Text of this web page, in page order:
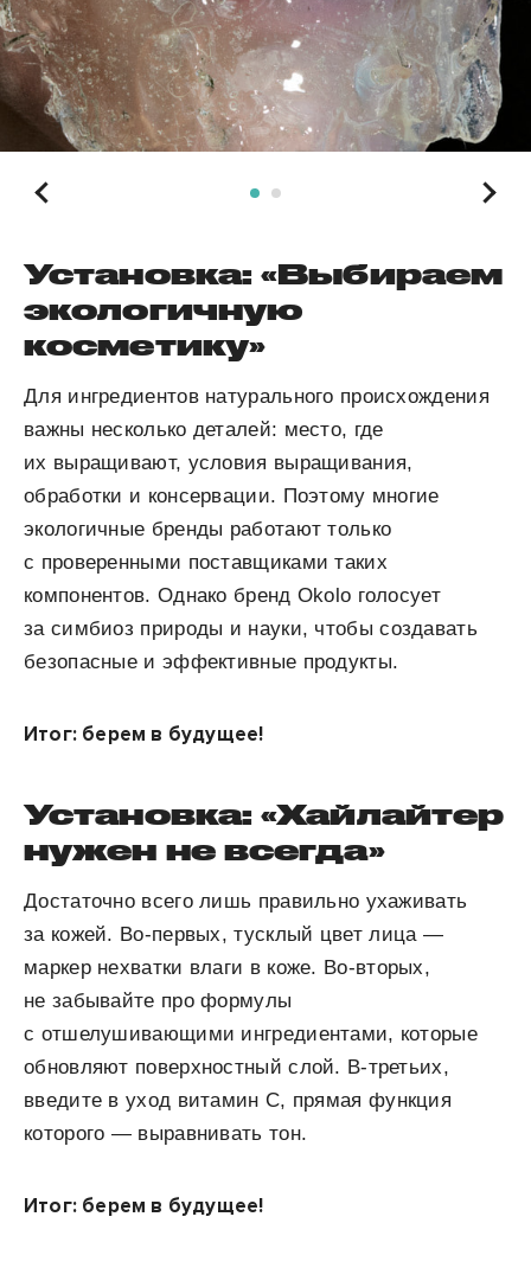
Установка: «Выбираем
экологичную
косметику»
Для ингредиентов натурального происхождения
важны несколько деталей: место, где
их выращивают, условия выращивания,
обработки и консервации. Поэтому многие
экологичные бренды работают только
с проверенными поставщиками таких
компонентов. Однако бренд Okolo голосует
за симбиоз природы и науки, чтобы создавать
безопасные и эффективные продукты.
Итог: берем в будущее!
Установка: «Хайлайтер
нужен не всегда»
Достаточно всего лишь правильно ухаживать
за кожей. Во-первых, тусклый цвет лица —
маркер нехватки влаги в коже. Во-вторых,
не забывайте про формулы
с отшелушивающими ингредиентами, которые
обновляют поверхностный слой. В-третьих,
введите в уход витамин С, прямая функция
которого — выравнивать тон.
Итог: берем в будущее!